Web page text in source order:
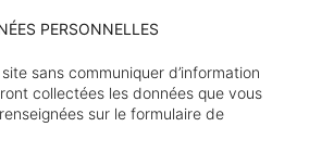
PERSONNELLES
sans communiquer d’information
collectées les données que vous
sur le formulaire de